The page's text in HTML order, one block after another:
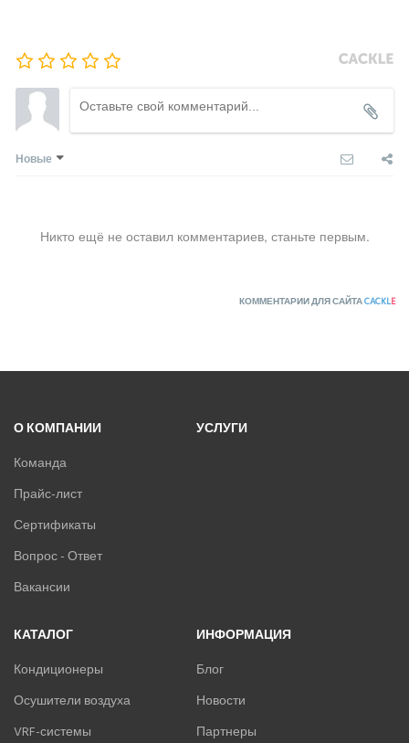
Новые
Никто ещё не оставил комментариев, станьте первым.
КОММЕНТАРИИ ДЛЯ САЙТАCACKLE
О КОМПАНИИ
Команда
Прайс-лист
Сертификаты
Вопрос - Ответ
Вакансии
УСЛУГИ
КАТАЛОГ
Кондиционеры
Осушители воздуха
VRF-системы
ИНФОРМАЦИЯ
Блог
Новости
Партнеры